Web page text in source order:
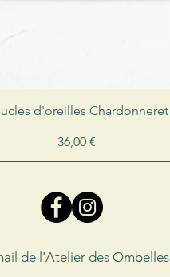
d'oreilles Chardonneret
Prix
36,00 €
de l'Atelier des Ombelles